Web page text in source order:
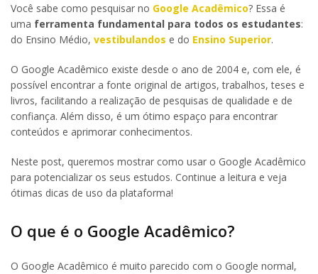
Você sabe como pesquisar no Google Acadêmico? Essa é
uma ferramenta fundamental para todos os estudantes:
do Ensino Médio, vestibulandos e do Ensino Superior.
O Google Acadêmico existe desde o ano de 2004 e, com ele, é
possível encontrar a fonte original de artigos, trabalhos, teses e
livros, facilitando a realização de pesquisas de qualidade e de
confiança. Além disso, é um ótimo espaço para encontrar
conteúdos e aprimorar conhecimentos.
Neste post, queremos mostrar como usar o Google Acadêmico
para potencializar os seus estudos. Continue a leitura e veja
ótimas dicas de uso da plataforma!
O que é o Google Acadêmico?
O Google Acadêmico é muito parecido com o Google normal,